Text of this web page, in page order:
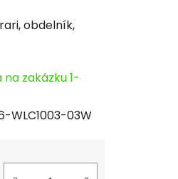
obdelník,
zakázku 1-
WLC1003-03W